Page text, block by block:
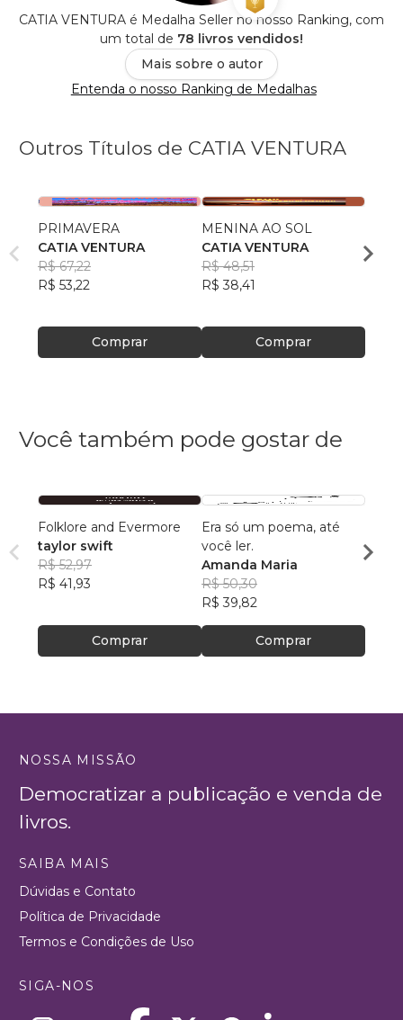
CATIA VENTURA é Medalha Seller no nosso Ranking, com
um total de 78 livros vendidos!
Mais sobre o autor
Entenda o nosso Ranking de Medalhas
Outros Títulos de CATIA VENTURA
PRIMAVERA
CATIA VENTURA
R$ 67,22
R$ 53,22
Comprar
MENINA AO SOL
CATIA VENTURA
R$ 48,51
R$ 38,41
Comprar
R$
Você também pode gostar de
Folklore and Evermore
taylor swift
R$ 52,97
R$ 41,93
Comprar
Era só um poema, até
você ler.
Amanda Maria
R$ 50,30
R$ 39,82
Comprar
Ana
R$
NOSSA MISSÃO
Democratizar a publicação e venda de
livros.
SAIBA MAIS
Dúvidas e Contato
Política de Privacidade
Termos e Condições de Uso
SIGA-NOS